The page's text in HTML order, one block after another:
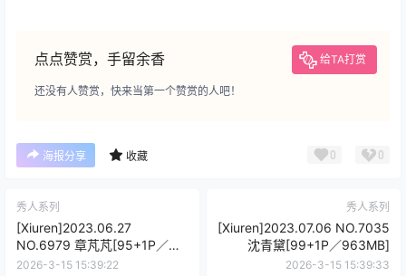
点点赞赏，手留余香 给TA打赏
还没有人赞赏，快来当第一个赞赏的人吧！
海报分享 收藏 0 0
秀人系列
[Xiuren]2023.06.27
NO.6979 章芃芃[95+1P／
924MB]
2026-3-15 15:39:22
秀人系列
[Xiuren]2023.07.06 NO.7035
沈青黛[99+1P／963MB]
2026-3-15 15:39:33